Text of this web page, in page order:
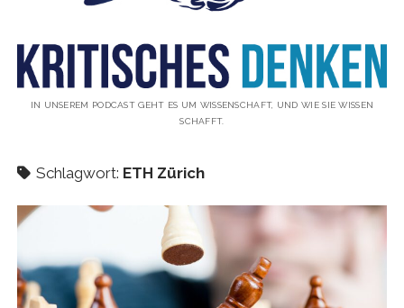
UNTERSTÜTZUNG
KONTAKT
DAS BUCH ZUM PODCAST
facebook
linkedinyoutube
emailmastodon
patreonspotify
IN UNSEREM PODCAST GEHT ES UM WISSENSCHAFT, UND WIE SIE WISSEN
SCHAFFT.
Schlagwort: ETH Zürich